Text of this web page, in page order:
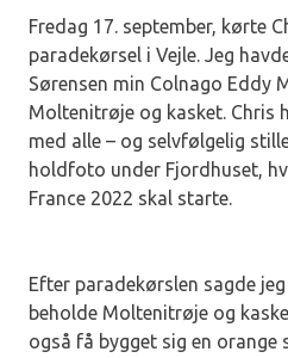
Fredag 17. september, kørte
paradekørsel i Vejle. Jeg
Sørensen min Colnago Eddy
Moltenitrøje og kasket. Chris
med alle – og selvfølgelig
holdfoto under Fjordhuset,
France 2022 skal starte.
Efter paradekørslen sagde
beholde Moltenitrøje og
også få bygget sig en orange